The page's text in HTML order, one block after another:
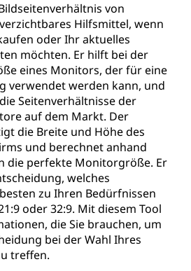
von
Hilfsmittel, wenn
oder Ihr aktuelles
möchten. Er hilft bei der
eines Monitors, der für eine
verwendet werden kann, und
Seitenverhältnisse der
auf dem Markt. Der
die Breite und Höhe des
und berechnet anhand
die perfekte Monitorgröße. Er
welches
zu Ihren Bedürfnissen
oder 32:9. Mit diesem Tool
die Sie brauchen, um
bei der Wahl Ihres
treffen.